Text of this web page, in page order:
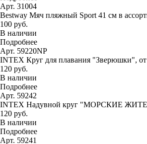
Арт. 31004
Bestway Мяч пляжный Sport 41 см в
100 руб.
В наличии
Подробнее
Арт. 59220NP
INTEX Круг для плавания "Зверюшки",
120 руб.
В наличии
Подробнее
Арт. 59242
INTEX Надувной круг "МОРСКИЕ
120 руб.
В наличии
Подробнее
Арт. 59241